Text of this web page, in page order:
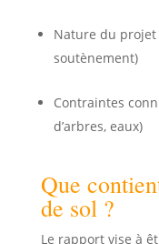
Nature du projet
soutènement)
Contraintes
d’arbres, eaux)
Que
de sol ?
Le rapport vise à